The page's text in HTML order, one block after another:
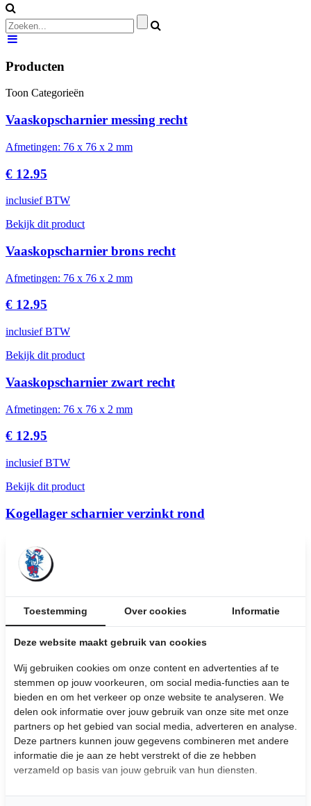
Producten
Toon Categorieën
Vaaskopscharnier messing recht
Afmetingen: 76 x 76 x 2 mm
€ 12.95
inclusief BTW
Bekijk dit product
Vaaskopscharnier brons recht
Afmetingen: 76 x 76 x 2 mm
€ 12.95
inclusief BTW
Bekijk dit product
Vaaskopscharnier zwart recht
Afmetingen: 76 x 76 x 2 mm
€ 12.95
inclusief BTW
Bekijk dit product
Kogellager scharnier verzinkt rond
€ 9.25
inclusief BTW
Bekijk dit product
Kogellager scharnier wit rond
Afmetingen: 76 x 76 x 2.4 mm
€ 20.95
inclusief BTW
Bekijk dit product
Kogellager scharnier geborsteld mat recht
Toestemming Over cookies Informatie
Deze website maakt gebruik van cookies
Wij gebruiken cookies om onze content en advertenties af te
stemmen op jouw voorkeuren, om social media-functies aan te
bieden en om het verkeer op onze website te analyseren. We
delen ook informatie over jouw gebruik van onze site met onze
partners op het gebied van social media, adverteren en analyse.
Deze partners kunnen jouw gegevens combineren met andere
informatie die je aan ze hebt verstrekt of die ze hebben
verzameld op basis van jouw gebruik van hun diensten.